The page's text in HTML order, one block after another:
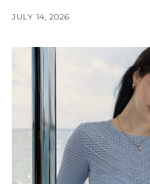
JULY 14, 2026